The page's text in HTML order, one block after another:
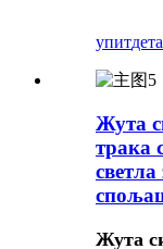
упит
Жута
трака
Жута